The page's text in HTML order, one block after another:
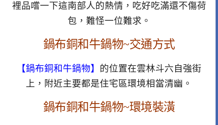
裡品嚐一下這南部人的熱情，吃好吃滿還不傷荷
包，難怪一位難求。
鍋布銅和牛鍋物~交通方式
【鍋布銅和牛鍋物】 的位置在雲林斗六自強街
上，附近主要都是住宅區環境相當清幽。
鍋布銅和牛鍋物~環境裝潢